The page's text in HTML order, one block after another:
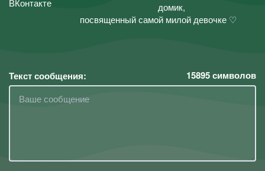
⠀⠀⠀⠀⠀⠀⠀⠀⠀⠀⠀⠀домик,
посвященный самой милой девочке ♡
Текст сообщения: 15895символов